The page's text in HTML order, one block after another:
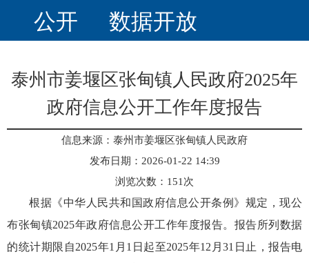
公开
数据开放
泰州市姜堰区张甸镇人民政府2025年
政府信息公开工作年度报告
信息来源：泰州市姜堰区张甸镇人民政府
发布日期：2026-01-22 14:39
浏览次数： 151 次
根据《中华人民共和国政府信息公开条例》规定，现公
布张甸镇2025年政府信息公开工作年度报告。报告所列数据
的统计期限自2025年1月1日起至2025年12月31日止，报告电